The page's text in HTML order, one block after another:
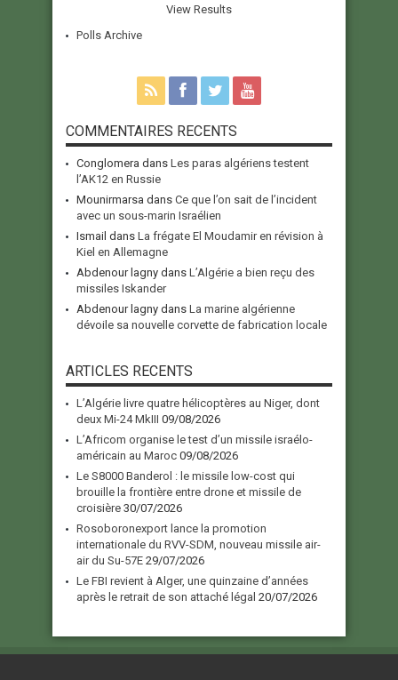
View Results
Polls Archive
COMMENTAIRES RECENTS
Conglomera dans Les paras algériens testent
l’AK12 en Russie
Mounirmarsa dans Ce que l’on sait de l’incident
avec un sous-marin Israélien
Ismail dans La frégate El Moudamir en révision à
Kiel en Allemagne
Abdenour lagny dans L’Algérie a bien reçu des
missiles Iskander
Abdenour lagny dans La marine algérienne
dévoile sa nouvelle corvette de fabrication locale
ARTICLES RECENTS
L’Algérie livre quatre hélicoptères au Niger, dont
deux Mi-24 MkIII 09/08/2026
L’Africom organise le test d’un missile israélo-
américain au Maroc 09/08/2026
Le S8000 Banderol : le missile low-cost qui
brouille la frontière entre drone et missile de
croisière 30/07/2026
Rosoboronexport lance la promotion
internationale du RVV-SDM, nouveau missile air-
air du Su-57E 29/07/2026
Le FBI revient à Alger, une quinzaine d’années
après le retrait de son attaché légal 20/07/2026